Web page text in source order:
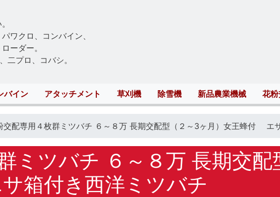
ワクロ、コンバイン、
ーダー。
二プロ、コバシ。
バイン アタッチメント 草刈機 除雪機 新品農業機械 花
交配専用４枚群ミツバチ ６～８万 長期交配型（２～3ヶ月）女王蜂付 エ
ミツバチ ６～８万 長期交配
箱付き西洋ミツバチ